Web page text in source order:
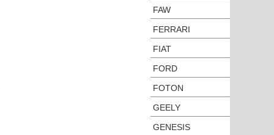
FAW
FERRARI
FIAT
FORD
FOTON
GEELY
GENESIS